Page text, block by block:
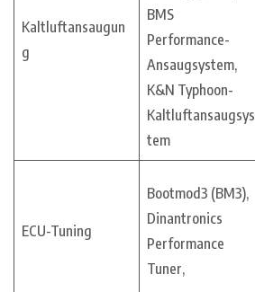
Kaltluftansaugun
g
BMS
Performance-
Ansaugsystem,
K&N Typhoon-
Kaltluftansaugsys
tem
ECU-Tuning
Bootmod3 (BM3),
Dinantronics
Performance
Tuner,